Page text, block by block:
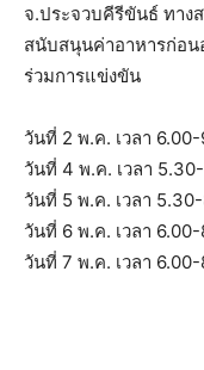
จ.ประจวบคีรีขันธ์ ทาง
สนับสนุนค่าอาหารก่อ
ร่วมการแข่งขัน
วันที่ 2 พ.ค. เวลา
วันที่ 4 พ.ค. เวลา
วันที่ 5 พ.ค. เวลา
วันที่ 6 พ.ค. เวลา
วันที่ 7 พ.ค. เวลา